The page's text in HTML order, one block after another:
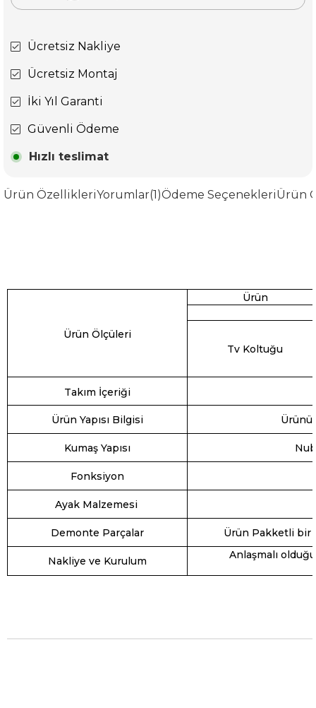
Ücretsiz Nakliye
Ücretsiz Montaj
İki Yıl Garanti
Güvenli Ödeme
Hızlı teslimat
Ürün ÖzellikleriYorumlar(1)Ödeme SeçenekleriÜrün
Ürün Ölçüleri
Ürün
Tv Koltuğu
Takım İçeriği
Ürün Yapısı Bilgisi
Kumaş Yapısı
Fonksiyon
Ayak Malzemesi
Demonte Parçalar Ürün Pakketli bir
Nakliye ve Kurulum Anlaşmalı